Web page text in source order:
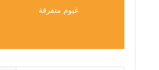
غيوم متفرقة